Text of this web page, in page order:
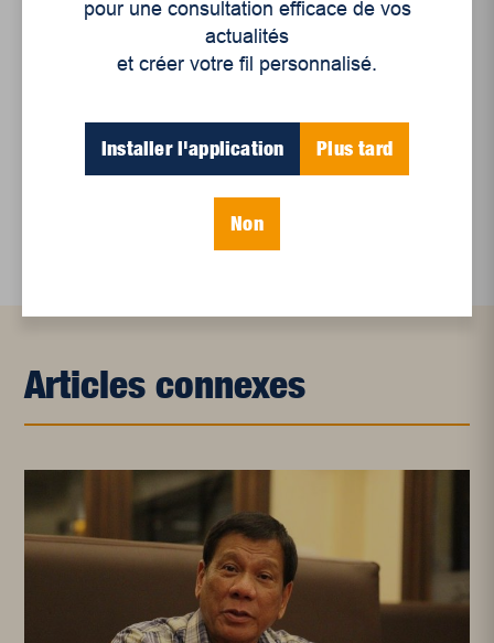
Mots-clés
champlain 2022 élections provinciales 2022
parti conservateur du québec
Articles connexes
pour une consultation efficace de vos
actualités
et créer votre fil personnalisé.
Installer l'application Plus tard
Non